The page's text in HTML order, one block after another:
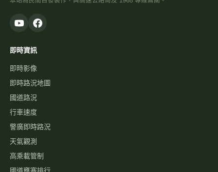
即時資訊
即時影像
即時路況地圖
國道路況
行車速度
警廣即時路況
天氣觀測
高乘載管制